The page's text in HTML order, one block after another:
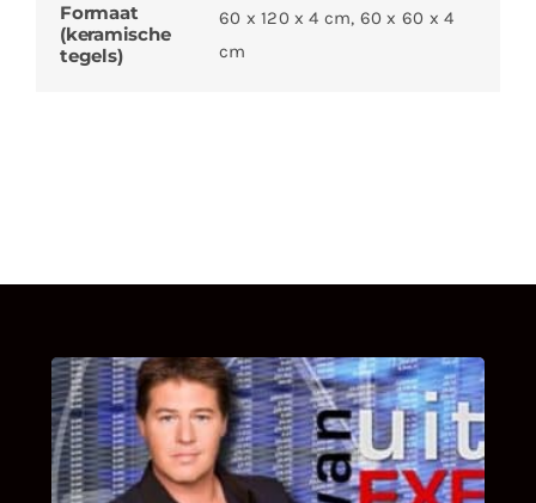
Formaat
(keramische
tegels)
60 x 120 x 4 cm, 60 x 60 x 4
cm
UITSTEL VAN EXECUTIE
Bekijk hier de fragmenten van de deelname
van Bricks and Stones aan dit programma.